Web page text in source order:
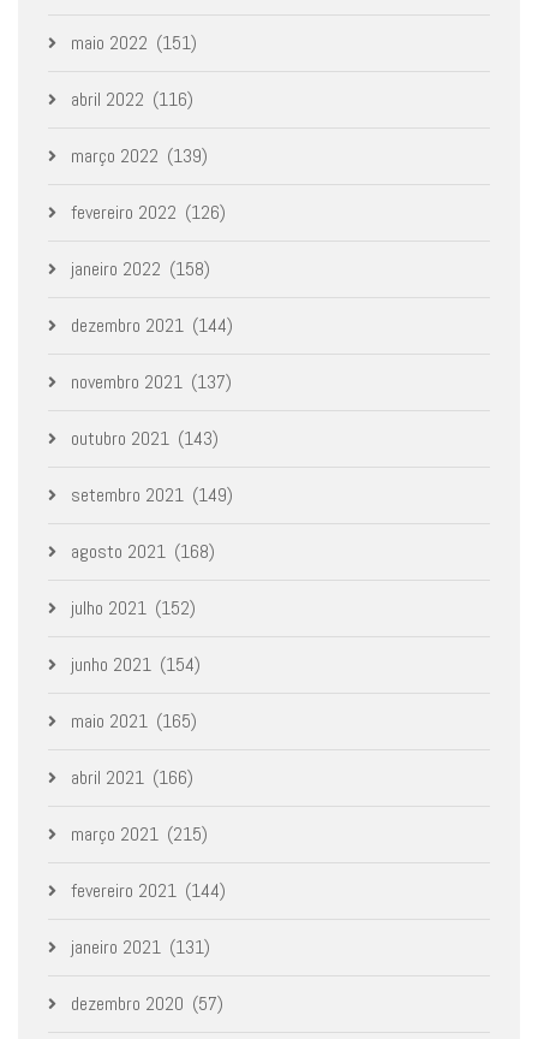
maio 2022 (151)
abril 2022 (116)
março 2022 (139)
fevereiro 2022 (126)
janeiro 2022 (158)
dezembro 2021 (144)
novembro 2021 (137)
outubro 2021 (143)
setembro 2021 (149)
agosto 2021 (168)
julho 2021 (152)
junho 2021 (154)
maio 2021 (165)
abril 2021 (166)
março 2021 (215)
fevereiro 2021 (144)
janeiro 2021 (131)
dezembro 2020 (57)